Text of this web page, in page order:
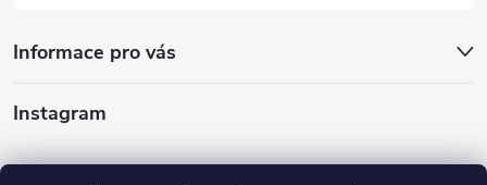
s
u
Informace pro vás
Instagram